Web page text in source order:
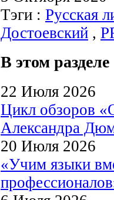
Тэги : Русская
Достоевский ,
В этом разделе
22 Июля 2026
Цикл обзоров
Александра
20 Июля 2026
«Учим языки